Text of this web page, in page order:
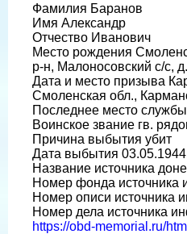
Фамилия Баранов
Имя Александр
Отчество Иванович
Место рождения
р-н, Малоносовский с/с,
Дата и место призыва
Смоленская обл.,
Последнее место службы
Воинское звание гв.
Причина выбытия убит
Дата выбытия 03.05.1944
Название источника
Номер фонда источника
Номер описи источника
Номер дела источника
https://obd-memorial.ru/